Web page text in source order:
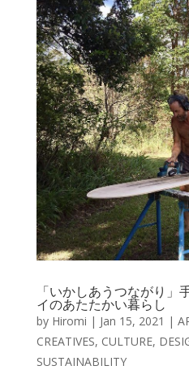
「いかしあうつながり」
イのあたたかい暮らし
by Hiromi | Jan 15, 2021 |
CREATIVES, CULTURE,
SUSTAINABILITY